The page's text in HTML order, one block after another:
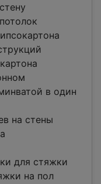
в один
на стены
для стяжки
на пол